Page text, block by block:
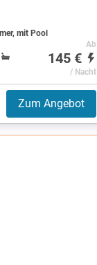
mit Pool
Ab
145 €
/ Nacht
Zum Angebot